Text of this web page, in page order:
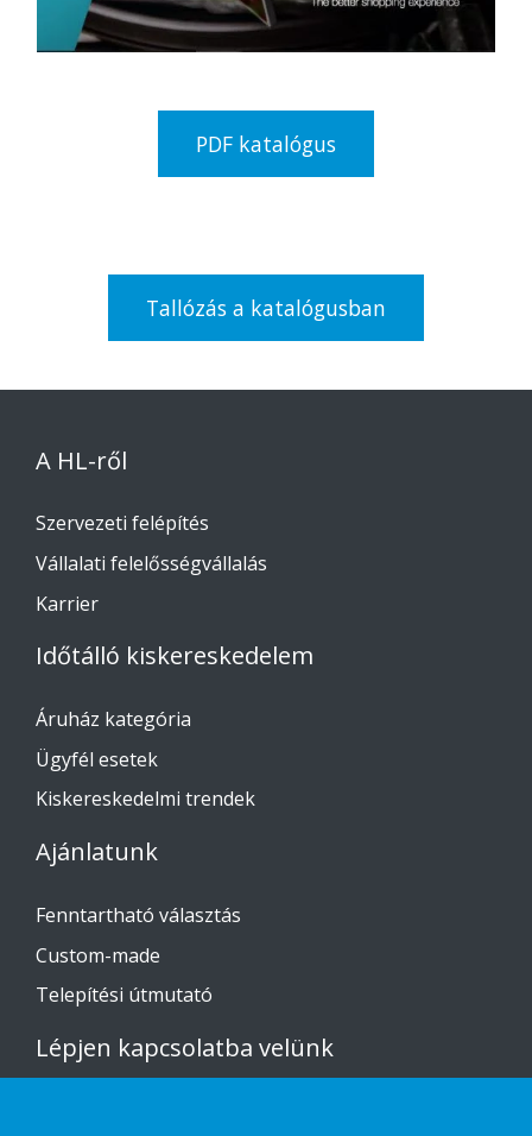
PDF katalógus
Tallózás a katalógusban
A HL-ről
Szervezeti felépítés
Vállalati felelősségvállalás
Karrier
Időtálló kiskereskedelem
Áruház kategória
Ügyfél esetek
Kiskereskedelmi trendek
Ajánlatunk
Fenntartható választás
Custom-made
Telepítési útmutató
Lépjen kapcsolatba velünk